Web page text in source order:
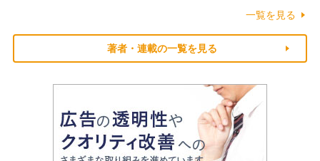
一覧を見る
著者・連載の一覧を見る